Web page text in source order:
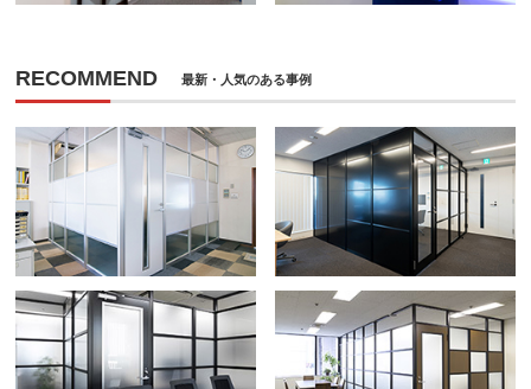
RECOMMEND 最新・人気のある事例